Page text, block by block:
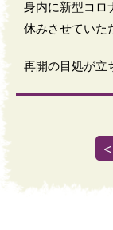
身内に新型コロ
休みさせていた
再開の目処が立
＜